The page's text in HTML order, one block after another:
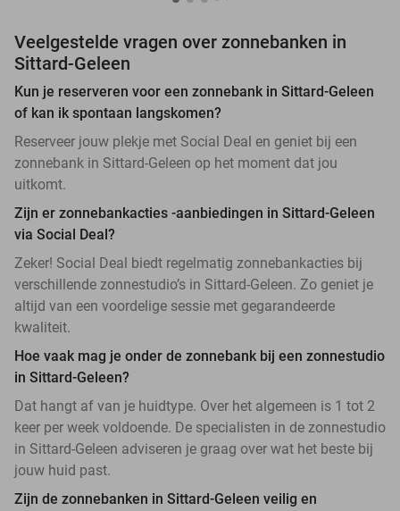
Veelgestelde vragen over zonnebanken in
Sittard-Geleen
Kun je reserveren voor een zonnebank in Sittard-Geleen
of kan ik spontaan langskomen?
Reserveer jouw plekje met Social Deal en geniet bij een
zonnebank in Sittard-Geleen op het moment dat jou
uitkomt.
Zijn er zonnebankacties -aanbiedingen in Sittard-Geleen
via Social Deal?
Zeker! Social Deal biedt regelmatig zonnebankacties bij
verschillende zonnestudio’s in Sittard-Geleen. Zo geniet je
altijd van een voordelige sessie met gegarandeerde
kwaliteit.
Hoe vaak mag je onder de zonnebank bij een zonnestudio
in Sittard-Geleen?
Dat hangt af van je huidtype. Over het algemeen is 1 tot 2
keer per week voldoende. De specialisten in de zonnestudio
in Sittard-Geleen adviseren je graag over wat het beste bij
jouw huid past.
Zijn de zonnebanken in Sittard-Geleen veilig en